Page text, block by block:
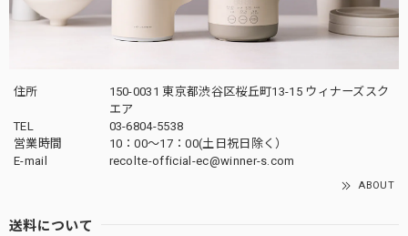
住所
150-0031 東京都渋谷区桜丘町13-15 ウィナーズスク
エア
TEL
03-6804-5538
営業時間
10：00〜17：00(土日祝日除く）
E-mail
recolte-official-ec@winner-s.com
ABOUT
送料について